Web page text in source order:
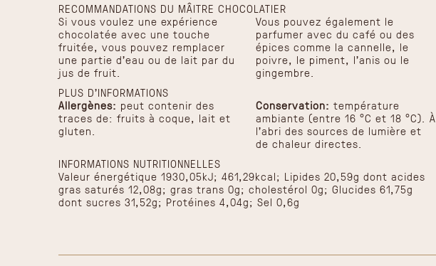
RECOMMANDATIONS DU MÂITRE CHOCOLATIER
Si vous voulez une expérience
chocolatée avec une touche
fruitée, vous pouvez remplacer
une partie d'eau ou de lait par du
jus de fruit.
Vous pouvez également le
parfumer avec du café ou des
épices comme la cannelle, le
poivre, le piment, l'anis ou le
gingembre.
PLUS D'INFORMATIONS
Allergènes: peut contenir des
traces de: fruits à coque, lait et
gluten.
Conservation: température
ambiante (entre 16 °C et 18 °C). À
l’abri des sources de lumière et
de chaleur directes.
INFORMATIONS NUTRITIONNELLES
Valeur énergétique 1930,05kJ; 461,29kcal; Lipides 20,59g dont acides
gras saturés 12,08g; gras trans 0g; cholestérol 0g; Glucides 61,75g
dont sucres 31,52g; Protéines 4,04g; Sel 0,6g